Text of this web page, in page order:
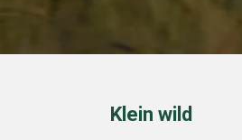
Klein wild